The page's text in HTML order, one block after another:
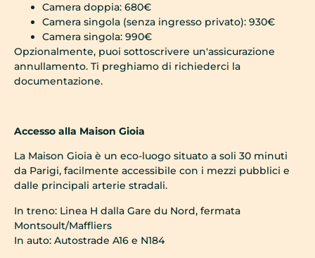
Camera doppia: 680€
Camera singola (senza ingresso privato): 930€
Camera singola: 990€
Opzionalmente, puoi sottoscrivere un'assicurazione
annullamento. Ti preghiamo di richiederci la
documentazione.
Accesso alla Maison Gioia
La Maison Gioia è un eco-luogo situato a soli 30 minuti
da Parigi, facilmente accessibile con i mezzi pubblici e
dalle principali arterie stradali.
In treno: Linea H dalla Gare du Nord, fermata
Montsoult/Maffliers
In auto: Autostrade A16 e N184